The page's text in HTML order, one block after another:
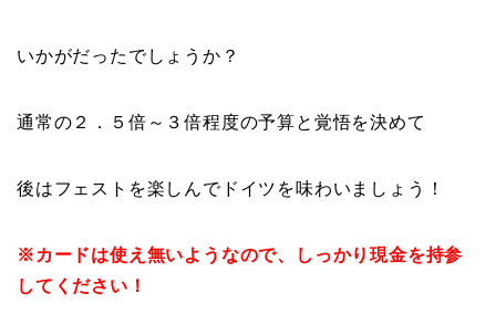
いかがだったでしょうか？
通常の２．５倍～３倍程度の予算と覚悟を決めて
後はフェストを楽しんでドイツを味わいましょう！
※ カードは使え無いようなので、しっかり現金を持参
してください！